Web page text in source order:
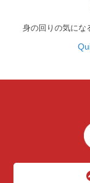
身の回りの気にな